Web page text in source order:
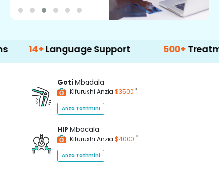
Language Support 500+ Treatment
GotiMbadala
Kifurushi Anzia $3500 *
Anza Tathmini
HIPMbadala
Kifurushi Anzia $4000 *
Anza Tathmini